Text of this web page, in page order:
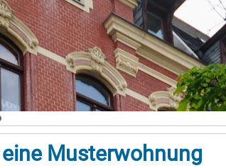
Musterwohnung